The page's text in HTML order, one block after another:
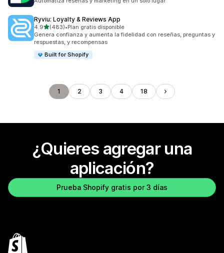
Ryviu: Loyalty & Reviews App
4.9de 5 estrellas
(483)
483 reseñas en total
•Plan gratis disponible
Genera confianza y aumenta la fidelidad con reseñas, preguntas y
respuestas, y recompensas
Built for Shopify
1 2 3 4 18
¿Quieres agregar una
aplicación?
Prueba Shopify gratis por 3 días